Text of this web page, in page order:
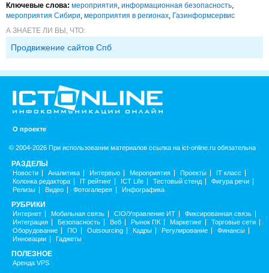
Ключевые слова: мероприятия, информационная безопасность,
мероприятия Сибири, мероприятия в регионах, Газинформсервис
А ЗНАЕТЕ ЛИ ВЫ, ЧТО:
Продвижение сайтов Спб
О проекте
© 2004-2026 При использовании материалов ссылка на ict-online.ru обязательна
РАЗДЕЛЫ
Новости Аналитика Интервью Мероприятия Проекты
IT класс
Колонка редактора
IT рейтинг ICT Life Тестовый стенд
Фигура речи
Релизы
Видео Фотогалерея Инфографика
РУБРИКИ
Интернет Мобильная связь CIO/Управление ИТ
Фиксированная связь
Интеграция
Безопасность Веб Рынок ПК Маркетинг
Торговые сети
Оборудование
ПО Outsourcing Кадры Регулирование
Финансы
Инновации
Гаджеты
ПОЛЕЗНОЕ
Аренда VPS